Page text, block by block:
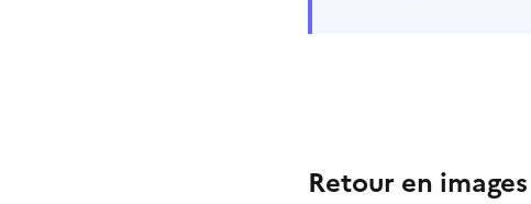
Retour en images